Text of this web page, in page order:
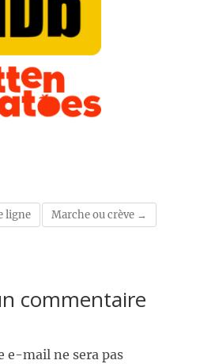
ligne Marche ou crève →
commentaire
e-mail ne sera pas